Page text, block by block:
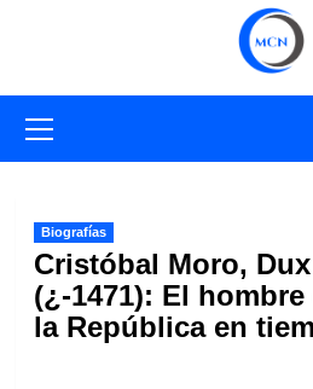
primario
Biografías
Cristóbal Moro,
(¿-1471): El
la República en